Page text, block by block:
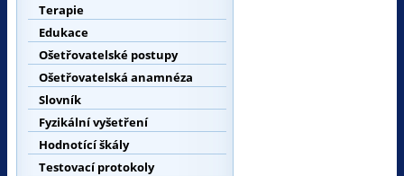
Terapie
Edukace
Ošetřovatelské postupy
Ošetřovatelská anamnéza
Slovník
Fyzikální vyšetření
Hodnotící škály
Testovací protokoly